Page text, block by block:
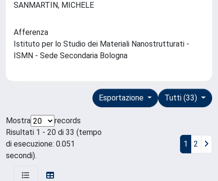
SANMARTIN, MICHELE
Afferenza
Istituto per lo Studio dei Materiali Nanostrutturati -
ISMN - Sede Secondaria Bologna
Tutti (33)
Esportazione
Mostra
records
Risultati 1 - 20 di 33 (tempo
di esecuzione: 0.051
secondi).
1 2